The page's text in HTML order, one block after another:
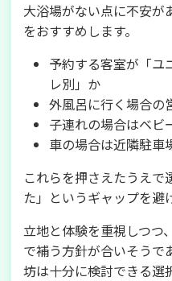
大浴場がない点に不安が
をおすすめします。
予約する客室が「ユ
レ別」か
外風呂に行く場合の
子連れの場合はベビ
車の場合は近隣駐車
これらを押さえたうえで
た」というギャップを避
立地と体験を重視しつつ
で補う方針が合いそうで
坊は十分に検討できる選